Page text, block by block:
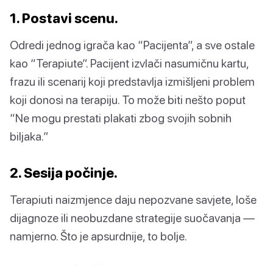
1. Postavi scenu.
Odredi jednog igrača kao “Pacijenta”, a sve ostale
kao “Terapiute”. Pacijent izvlači nasumičnu kartu,
frazu ili scenarij koji predstavlja izmišljeni problem
koji donosi na terapiju. To može biti nešto poput
“Ne mogu prestati plakati zbog svojih sobnih
biljaka.”
2. Sesija počinje.
Terapiuti naizmjence daju nepozvane savjete, loše
dijagnoze ili neobuzdane strategije suočavanja —
namjerno. Što je apsurdnije, to bolje.